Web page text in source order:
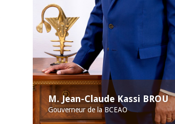
M. Jean-Claude Kassi BROU
Gouverneur de la BCEAO